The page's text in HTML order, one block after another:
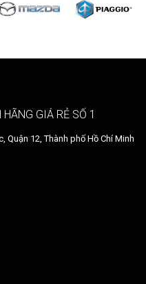
GIÁ RẺ SỐ 1
Quận 12, Thành phố Hồ Chí Minh